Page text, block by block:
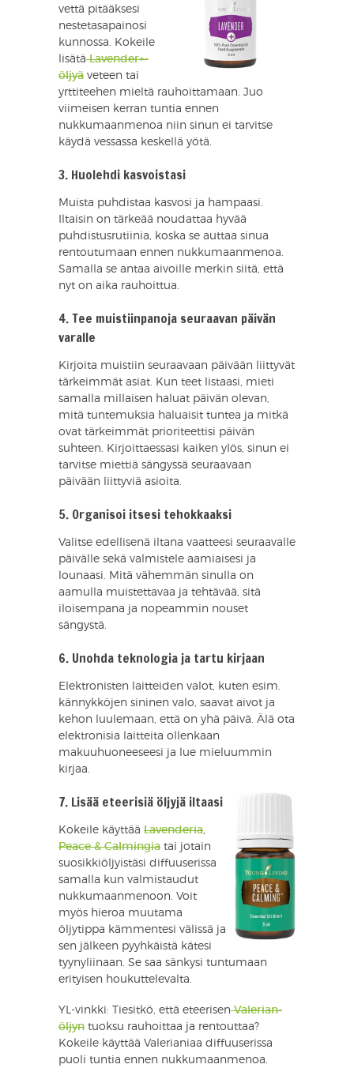
vettä pitääksesi
nestetasapainosi
kunnossa. Kokeile
lisätäLavender+-
öljyä veteen tai
yrttiteehen mieltä rauhoittamaan. Juo
viimeisen kerran tuntia ennen
nukkumaanmenoa niin sinun ei tarvitse
käydä vessassa keskellä yötä.
3. Huolehdi kasvoistasi
Muista puhdistaa kasvosi ja hampaasi.
Iltaisin on tärkeää noudattaa hyvää
puhdistusrutiinia, koska se auttaa sinua
rentoutumaan ennen nukkumaanmenoa.
Samalla se antaa aivoille merkin siitä, että
nyt on aika rauhoittua.
4. Tee muistiinpanoja seuraavan päivän
varalle
Kirjoita muistiin seuraavaan päivään liittyvät
tärkeimmät asiat. Kun teet listaasi, mieti
samalla millaisen haluat päivän olevan,
mitä tuntemuksia haluaisit tuntea ja mitkä
ovat tärkeimmät prioriteettisi päivän
suhteen. Kirjoittaessasi kaiken ylös, sinun ei
tarvitse miettiä sängyssä seuraavaan
päivään liittyviä asioita.
5. Organisoi itsesi tehokkaaksi
Valitse edellisenä iltana vaatteesi seuraavalle
päivälle sekä valmistele aamiaisesi ja
lounaasi. Mitä vähemmän sinulla on
aamulla muistettavaa ja tehtävää, sitä
iloisempana ja nopeammin nouset
sängystä.
6. Unohda teknologia ja tartu kirjaan
Elektronisten laitteiden valot, kuten esim.
kännykköjen sininen valo, saavat aivot ja
kehon luulemaan, että on yhä päivä. Älä ota
elektronisia laitteita ollenkaan
makuuhuoneeseesi ja lue mieluummin
kirjaa.
7. Lisää eteerisiä öljyjä iltaasi
Kokeile käyttää Lavenderia,
Peace & Calmingia tai jotain
suosikkiöljyistäsi diffuuserissa
samalla kun valmistaudut
nukkumaanmenoon. Voit
myös hieroa muutama
öljytippa kämmentesi välissä ja
sen jälkeen pyyhkäistä kätesi
tyynyliinaan. Se saa sänkysi tuntumaan
erityisen houkuttelevalta.
YL-vinkki: Tiesitkö, että eteerisen Valerian-
öljyn tuoksu rauhoittaa ja rentouttaa?
Kokeile käyttää Valerianiaa diffuuserissa
puoli tuntia ennen nukkumaanmenoa.